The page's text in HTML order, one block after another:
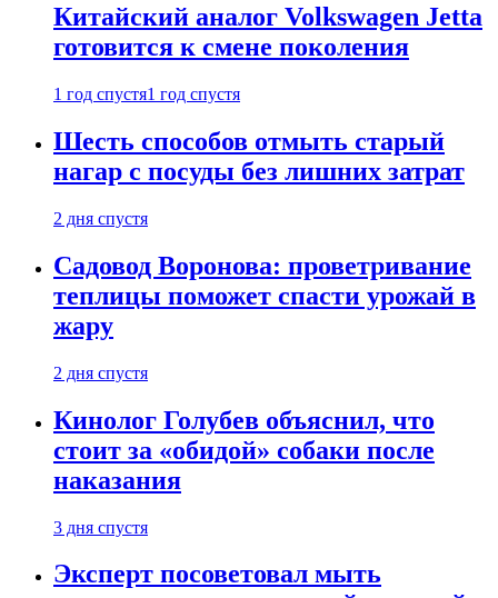
Китайский аналог Volkswagen Jetta
готовится к смене поколения
1 год спустя1 год спустя
Шесть способов отмыть старый
нагар с посуды без лишних затрат
2 дня спустя
Садовод Воронова: проветривание
теплицы поможет спасти урожай в
жару
2 дня спустя
Кинолог Голубев объяснил, что
стоит за «обидой» собаки после
наказания
3 дня спустя
Эксперт посоветовал мыть